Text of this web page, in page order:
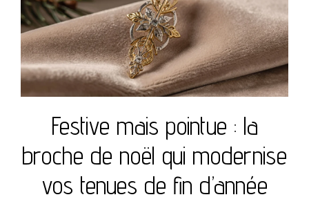
Festive mais pointue : la
broche de noël qui modernise
vos tenues de fin d’année